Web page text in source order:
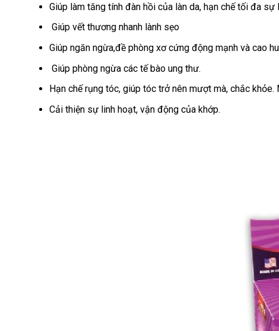
Giúp làm tăng tính đàn hồi của làn da, hạn chế tối đa
Giúp vết thương nhanh lành sẹo
Giúp ngăn ngừa,đề phòng xơ cứng động mạnh và cao
Giúp phòng ngừa các tế bào ung thư.
Hạn chế rụng tóc, giúp tóc trở nên mượt mà, chắc
Cải thiện sự linh hoạt, vận động của khớp.